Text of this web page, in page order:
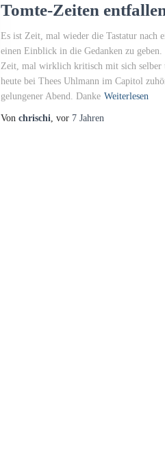
Tomte-Zeiten
Es ist Zeit, mal wieder die Tastatur nach
einen Einblick in die Gedanken zu
Zeit, mal wirklich kritisch mit sich selber
heute bei Thees Uhlmann im Capitol
gelungener Abend. Danke Weiterlesen
Von chrischi, vor 7 Jahren